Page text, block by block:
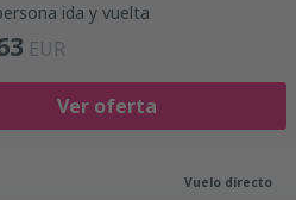
ida y vuelta
EUR
Ver oferta
Vuelo directo